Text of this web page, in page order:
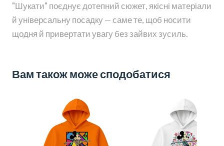
"Шукати" поєднує дотепний сюжет, якісні матеріали
й універсальну посадку — саме те, щоб носити
щодня й привертати увагу без зайвих зусиль.
Вам також може сподобатися